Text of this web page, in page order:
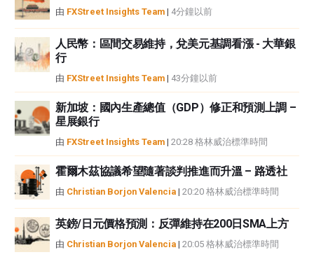
中都沒有頭寸，也沒有與文中提到的任何公司有業務關係。除了FXStreet，作
者沒有收到撰寫這篇文章的報酬。
FXStreet和作者不提供個性化的建議。作者對該資訊的準確性、完整性或適用
性不作任何陳述。FXStreet和作者將不承擔任何錯誤，遺漏或任何損失，傷害
或損害由此資訊及其顯示或使用引起的。錯誤和遺漏除外。本文作者和
FXStreet並非註冊投資顧問，本文內容無意提供任何投資建議。
由 FXStreet Insights Team | 4分鐘以前
人民幣：區間交易維持，兌美元基調看漲 - 大華銀
行
由 FXStreet Insights Team | 43分鐘以前
新加坡：國內生產總值（GDP）修正和預測上調 –
星展銀行
由 FXStreet Insights Team | 20:28 格林威治標準時間
霍爾木茲協議希望隨著談判推進而升溫 – 路透社
由 Christian Borjon Valencia | 20:20 格林威治標準時間
英鎊/日元價格預測：反彈維持在200日SMA上方
由 Christian Borjon Valencia | 20:05 格林威治標準時間